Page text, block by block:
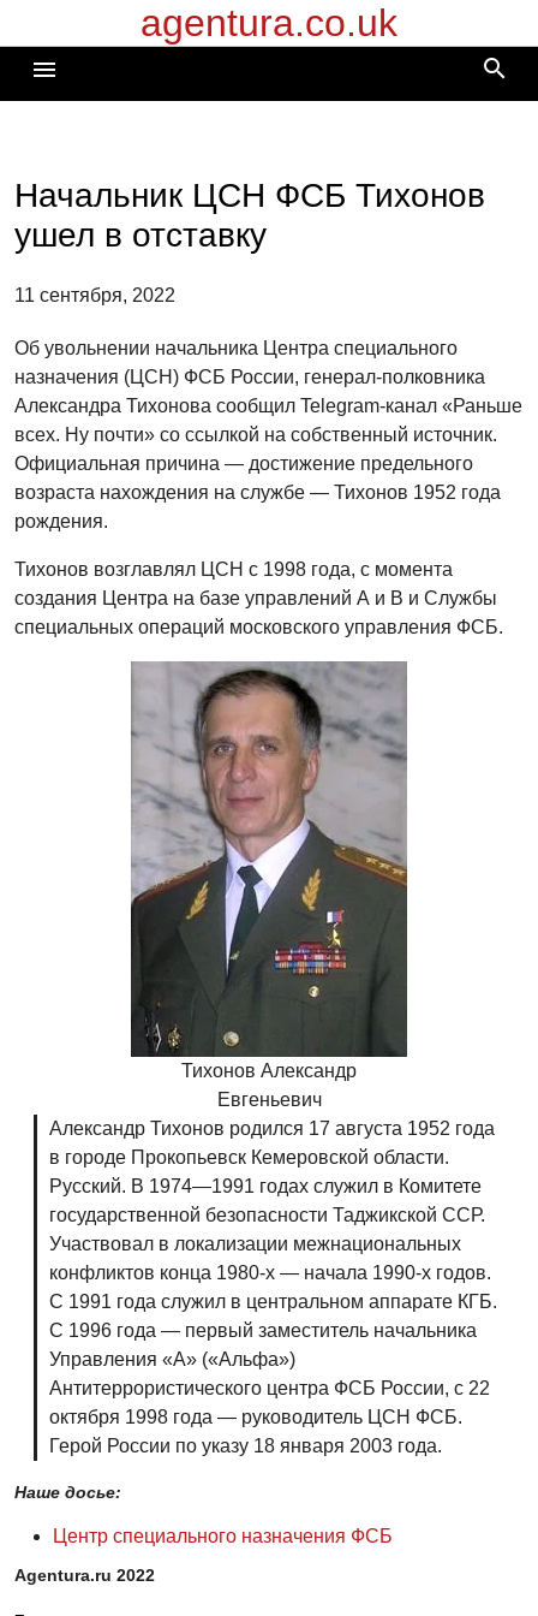
к
содержимому
agentura.co.uk
menu search
Начальник ЦСН ФСБ Тихонов
ушел в отставку
11 сентября, 2022
Об увольнении начальника Центра специального
назначения (ЦСН) ФСБ России, генерал-полковника
Александра Тихонова сообщил Telegram-канал «Раньше
всех. Ну почти» со ссылкой на собственный источник.
Официальная причина — достижение предельного
возраста нахождения на службе — Тихонов 1952 года
рождения.
Тихонов возглавлял ЦСН с 1998 года, с момента
создания Центра на базе управлений А и В и Службы
специальных операций московского управления ФСБ.
Тихонов Александр
Евгеньевич
Александр Тихонов родился 17 августа 1952 года
в городе Прокопьевск Кемеровской области.
Русский. В 1974—1991 годах служил в Комитете
государственной безопасности Таджикской ССР.
Участвовал в локализации межнациональных
конфликтов конца 1980-х — начала 1990-х годов.
С 1991 года служил в центральном аппарате КГБ.
С 1996 года — первый заместитель начальника
Управления «А» («Альфа»)
Антитеррористического центра ФСБ России, с 22
октября 1998 года — руководитель ЦСН ФСБ.
Герой России по указу 18 января 2003 года.
Наше досье:
Центр специального назначения ФСБ
Agentura.ru 2022